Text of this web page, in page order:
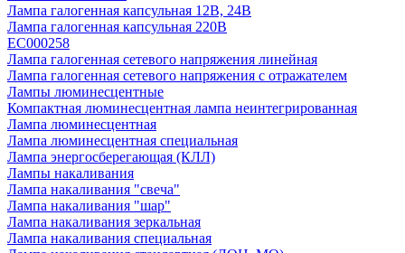
Лампа галогенная капсульная 12В, 24В
Лампа галогенная капсульная 220В
EC000258
Лампа галогенная сетевого напряжения линейная
Лампа галогенная сетевого напряжения с отражателем
Лампы люминесцентные
Компактная люминесцентная лампа неинтегрированная
Лампа люминесцентная
Лампа люминесцентная специальная
Лампа энергосберегающая (КЛЛ)
Лампы накаливания
Лампа накаливания "свеча"
Лампа накаливания "шар"
Лампа накаливания зеркальная
Лампа накаливания специальная